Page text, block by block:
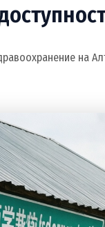
на